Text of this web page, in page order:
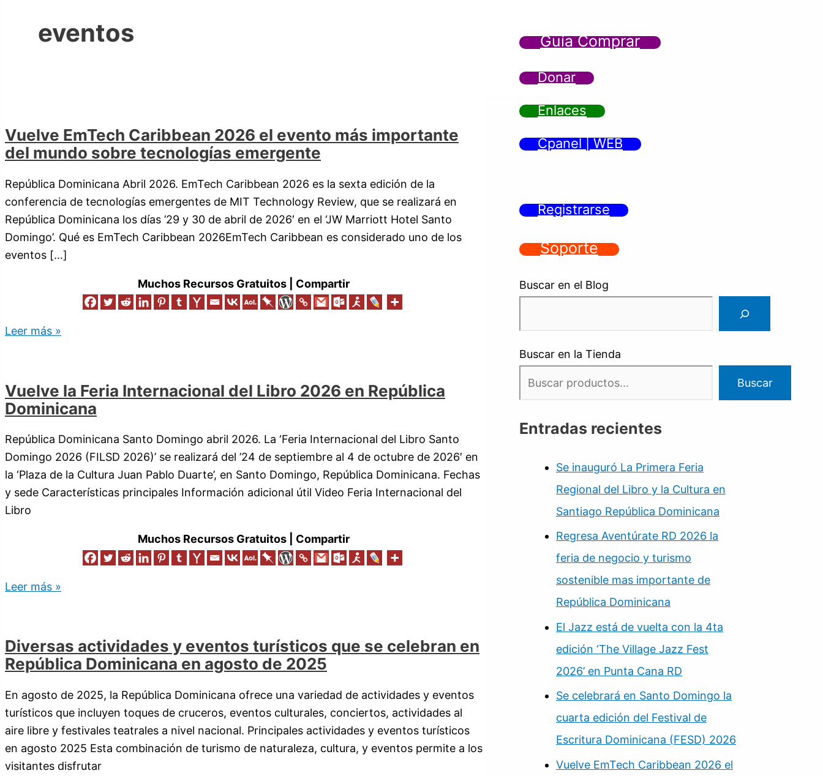
eventos
Vuelve EmTech Caribbean 2026 el evento más importante
del mundo sobre tecnologías emergente
República Dominicana Abril 2026. EmTech Caribbean 2026 es la sexta edición de la
conferencia de tecnologías emergentes de MIT Technology Review, que se realizará en
República Dominicana los días ’29 y 30 de abril de 2026′ en el ‘JW Marriott Hotel Santo
Domingo’. Qué es EmTech Caribbean 2026EmTech Caribbean es considerado uno de los
eventos […]
Muchos Recursos Gratuitos | Compartir
Leer más »
Vuelve la Feria Internacional del Libro 2026 en República
Dominicana
República Dominicana Santo Domingo abril 2026. La ‘Feria Internacional del Libro Santo
Domingo 2026 (FILSD 2026)’ se realizará del ’24 de septiembre al 4 de octubre de 2026′ en
la ‘Plaza de la Cultura Juan Pablo Duarte’, en Santo Domingo, República Dominicana. Fechas
y sede Características principales Información adicional útil Video Feria Internacional del
Libro
Muchos Recursos Gratuitos | Compartir
Leer más »
Diversas actividades y eventos turísticos que se celebran en
República Dominicana en agosto de 2025
En agosto de 2025, la República Dominicana ofrece una variedad de actividades y eventos
turísticos que incluyen toques de cruceros, eventos culturales, conciertos, actividades al
aire libre y festivales teatrales a nivel nacional. Principales actividades y eventos turísticos
en agosto 2025 Esta combinación de turismo de naturaleza, cultura, y eventos permite a los
visitantes disfrutar
Guía Comprar
Donar
Enlaces
Cpanel | WEB
Registrarse
Soporte
Buscar en el Blog
Buscar en la Tienda
Buscar
Entradas recientes
Se inauguró La Primera Feria
Regional del Libro y la Cultura en
Santiago República Dominicana
Regresa Aventúrate RD 2026 la
feria de negocio y turismo
sostenible mas importante de
República Dominicana
El Jazz está de vuelta con la 4ta
edición ‘The Village Jazz Fest
2026’ en Punta Cana RD
Se celebrará en Santo Domingo la
cuarta edición del Festival de
Escritura Dominicana (FESD) 2026
Vuelve EmTech Caribbean 2026 el